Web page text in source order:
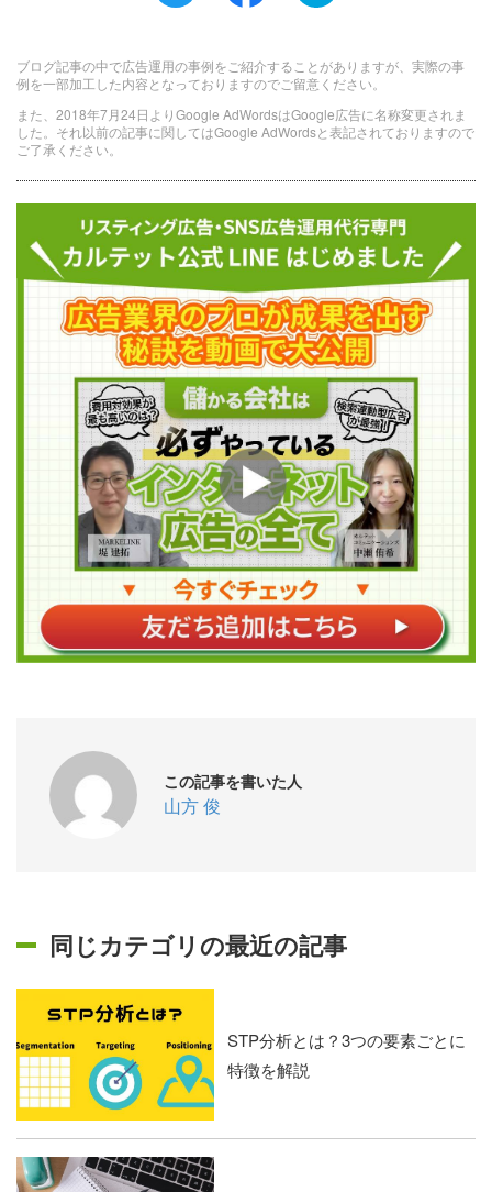
ブログ記事の中で広告運用の事例をご紹介することがありますが、実際の事
例を一部加工した内容となっておりますのでご留意ください。
また、2018年7月24日よりGoogle AdWordsはGoogle広告に名称変更されま
した。それ以前の記事に関してはGoogle AdWordsと表記されておりますので
ご了承ください。
この記事を書いた人
山方 俊
同じカテゴリの最近の記事
STP分析とは？3つの要素ごとに
特徴を解説